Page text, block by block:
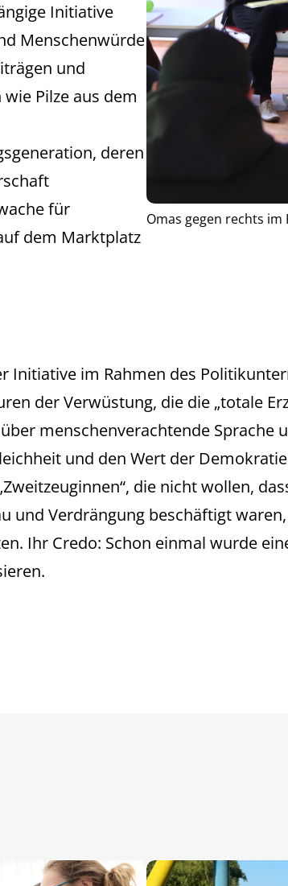
Initiative
Menschenwürde
und
Pilze aus dem
deren
für
dem Marktplatz
Omas gegen rechts
Initiative im Rahmen des
der Verwüstung, die die „totale
menschenverachtende Sprache
und den Wert der
die nicht wollen,
und Verdrängung beschäftigt
Ihr Credo: Schon einmal wurde